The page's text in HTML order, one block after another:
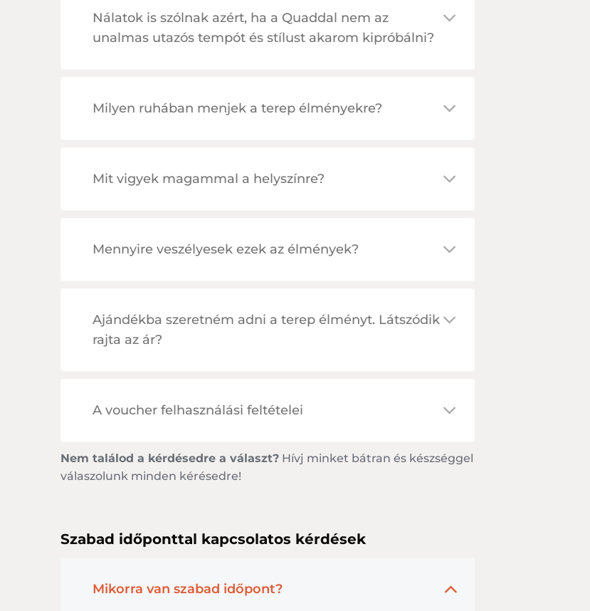
Nálatok is szólnak azért, ha a Quaddal nem az
unalmas utazós tempót és stílust akarom kipróbálni?
Milyen ruhában menjek a terep élményekre?
Mit vigyek magammal a helyszínre?
Mennyire veszélyesek ezek az élmények?
Ajándékba szeretném adni a terep élményt. Látszódik
rajta az ár?
A voucher felhasználási feltételei
Nem találod a kérdésedre a választ?Hívj minket bátran és készséggel
válaszolunk minden kérésedre!
Szabad időponttal kapcsolatos kérdések
Mikorra van szabad időpont?